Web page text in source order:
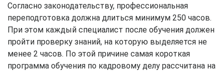
Согласно законодательству, профессиональная
переподготовка должна длиться минимум 250 часов.
При этом каждый специалист после обучения должен
пройти проверку знаний, на которую выделяется не
менее 2 часов. По этой причине самая короткая
программа обучения по кадровому делу рассчитана на